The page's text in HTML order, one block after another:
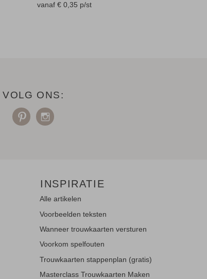
vanaf € 0,35 p/st
VOLG ONS:
INSPIRATIE
Alle artikelen
Voorbeelden teksten
Wanneer trouwkaarten versturen
Voorkom spelfouten
Trouwkaarten stappenplan (gratis)
Masterclass Trouwkaarten Maken